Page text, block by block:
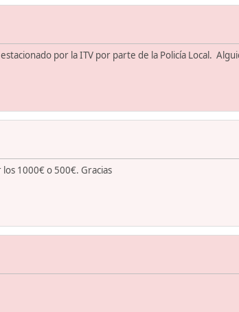
por la ITV por parte de la Policía Local.
1000€ o 500€. Gracias